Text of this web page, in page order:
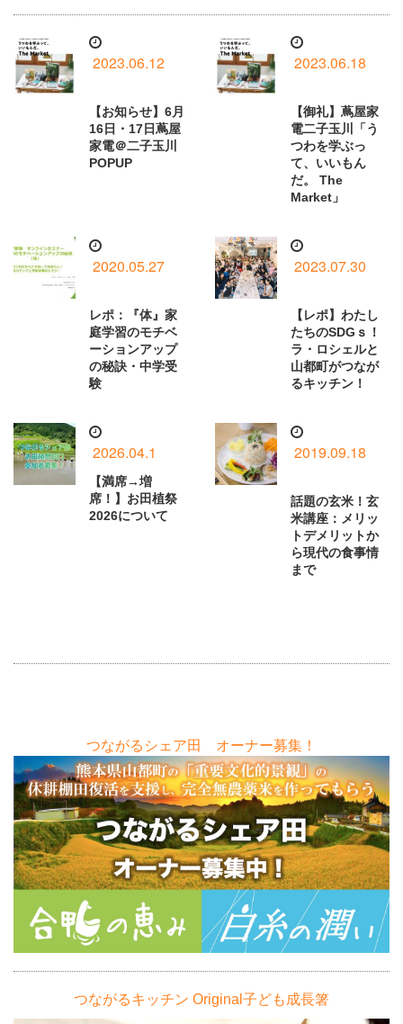
2023.06.12
【お知らせ】6月
16日・17日蔦屋
家電＠二子玉川
POPUP
2023.06.18
【御礼】蔦屋家
電二子玉川「う
つわを学ぶっ
て、いいもん
だ。 The
Market」
2020.05.27
レポ：『体』家
庭学習のモチベ
ーションアップ
の秘訣・中学受
験
2023.07.30
【レポ】わたし
たちのSDGｓ！
ラ・ロシェルと
山都町がつなが
るキッチン！
2026.04.1
【満席→増
席！】お田植祭
2026について
2019.09.18
話題の玄米！玄
米講座：メリッ
トデメリットか
ら現代の食事情
まで
つながるシェア田 オーナー募集！
つながるキッチン Original子ども成長箸